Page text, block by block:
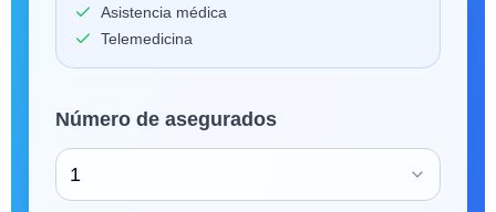
Asistencia médica
Telemedicina
Número de asegurados
1